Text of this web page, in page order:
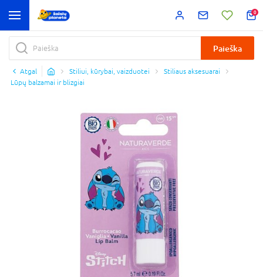
0
Paieška
Atgal Stiliui, kūrybai, vaizduotei
Stiliaus aksesuarai
Lūpų balzamai ir blizgiai